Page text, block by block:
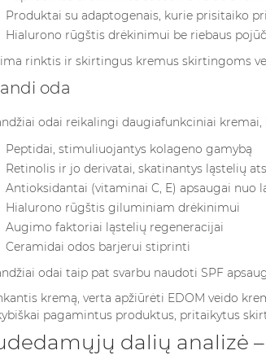
Produktai su adaptogenais, kurie prisitaiko
Hialurono rūgštis drėkinimui be riebaus
rinktis ir skirtingus kremus skirtingoms
oda
odai reikalingi daugiafunkciniai
Peptidai, stimuliuojantys kolageno gamybą
Retinolis ir jo derivatai, skatinantys ląstelių
Antioksidantai (vitaminai C, E) apsaugai nuo
Hialurono rūgštis giluminiam drėkinimui
Augimo faktoriai ląstelių regeneracijai
Ceramidai odos barjerui stiprinti
odai taip pat svarbu naudoti SPF
kremą, verta apžiūrėti EDOM veido
pagamintus produktus, pritaikytus
dalių analizė